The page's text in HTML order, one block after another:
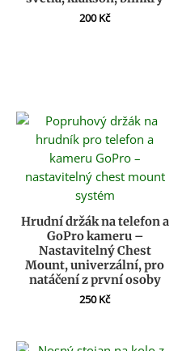
200Kč
Hrudní držák na telefon a
GoPro kameru –
Nastavitelný Chest
Mount, univerzální, pro
natáčení z první osoby
250Kč